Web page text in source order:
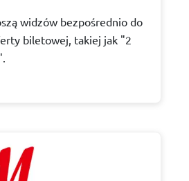
widzów bezpośrednio do
biletowej, takiej jak "2